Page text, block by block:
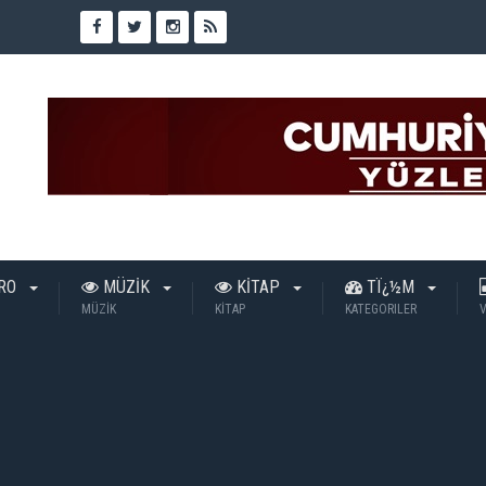
MÜZİK
MÜZİK
KİTAP
KİTAP
TÏ¿½M
KATEGORILER